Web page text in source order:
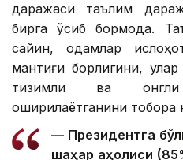
даражаси таълим
бирга ўсиб бормоқда.
сайин, одамлар
мантиғи борлигини,
тизимли ва
оширилаётганини тобора
— Президентга
шаҳар аҳолиси